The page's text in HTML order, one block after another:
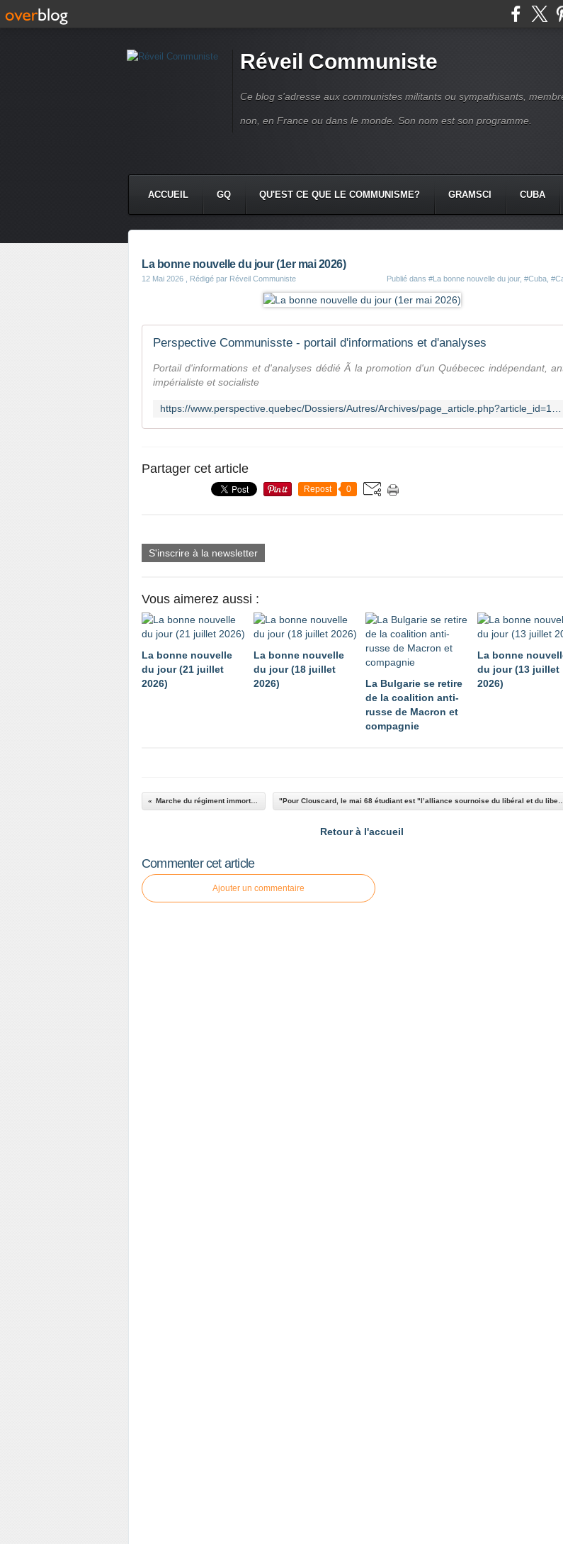
Réveil Communiste
Ce blog s'adresse aux communistes militants ou sympathisants,
non, en France ou dans le monde. Son nom est son programme.
ACCUEIL GQ QU'EST CE QUE LE COMMUNISME? GRAMSCI CUBA
La bonne nouvelle du jour (1er mai 2026)
12 Mai 2026 , Rédigé par Réveil Communiste Publié dans #La bonne nouvelle du jour, #Cuba
Perspective Communisste - portail d'informations et d'analyses
Portail d'informations et d'analyses dédié Ã la promotion d'un Québecec indépendant,
impérialiste et socialiste
Partager cet article
Repost 0
S'inscrire à la newsletter
Vous aimerez aussi :
La bonne nouvelle
du jour (21 juillet
2026)
La bonne nouvelle
du jour (18 juillet
2026)
La Bulgarie se retire
de la coalition anti-
russe de Macron et
compagnie
La bonne
du jour (13 juillet
2026)
Marche du régiment immortel à Montréal
Retour à l'accueil
Commenter cet article
Ajouter un commentaire